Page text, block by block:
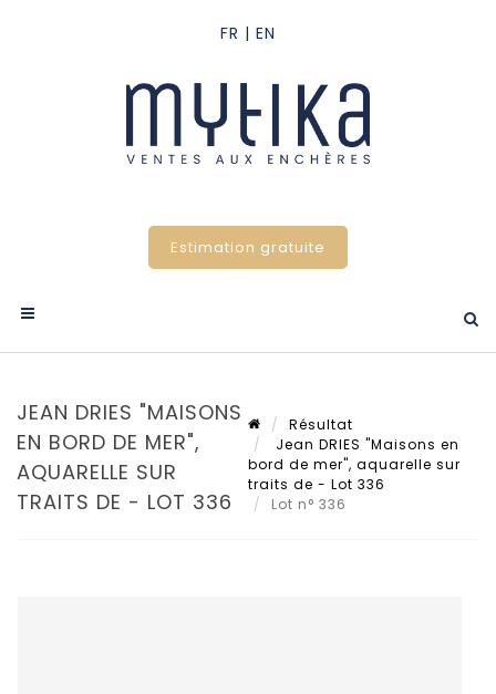
Estimation gratuite
JEAN DRIES "MAISONS
EN BORD DE MER",
AQUARELLE SUR
TRAITS DE - LOT 336
Résultat
Jean DRIES "Maisons en
bord de mer", aquarelle sur
traits de - Lot 336
Lot n° 336